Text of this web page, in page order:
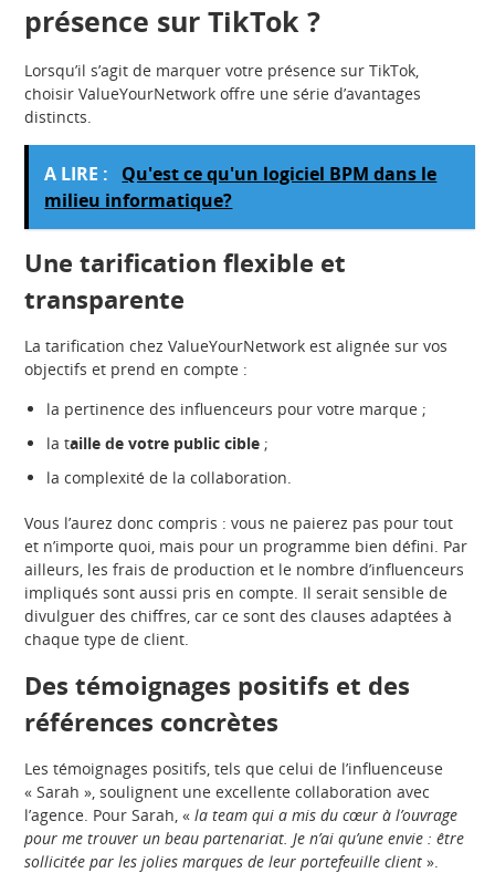
présence sur TikTok ?
Lorsqu’il s’agit de marquer votre présence sur TikTok,
choisir ValueYourNetwork offre une série d’avantages
distincts.
A LIRE :
Qu'est ce qu'un logiciel BPM dans le
milieu informatique?
Une tarification flexible et
transparente
La tarification chez ValueYourNetwork est alignée sur vos
objectifs et prend en compte :
la pertinence des influenceurs pour votre marque ;
la taille de votre public cible ;
la complexité de la collaboration.
Vous l’aurez donc compris : vous ne paierez pas pour tout
et n’importe quoi, mais pour un programme bien défini. Par
ailleurs, les frais de production et le nombre d’influenceurs
impliqués sont aussi pris en compte. Il serait sensible de
divulguer des chiffres, car ce sont des clauses adaptées à
chaque type de client.
Des témoignages positifs et des
références concrètes
Les témoignages positifs, tels que celui de l’influenceuse
« Sarah », soulignent une excellente collaboration avec
l’agence. Pour Sarah, «la team qui a mis du cœur à l’ouvrage
pour me trouver un beau partenariat. Je n’ai qu’une envie : être
sollicitée par les jolies marques de leur portefeuille client ».